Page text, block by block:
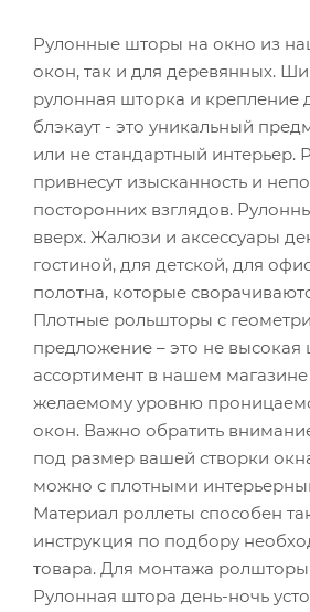
Рулонные шторы на окно из
окон, так и для деревянных.
рулонная шторка и крепление
блэкаут - это уникальный
или не стандартный интерьер.
привнесут изысканность и
посторонних взглядов.
вверх. Жалюзи и аксессуары
гостиной, для детской, для
полотна, которые
Плотные рольшторы с
предложение – это не
ассортимент в нашем
желаемому уровню
окон. Важно обратить
под размер вашей створки
можно с плотными
Материал роллеты способен
инструкция по подбору
товара. Для монтажа
Рулонная штора день-ночь